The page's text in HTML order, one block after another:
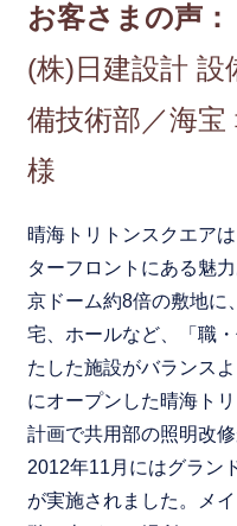
お客さまの声：
(株)日建設計 設
備技術部／海
様
晴海トリトンスクエア
ターフロントにある魅
京ドーム約8倍の敷地に
宅、ホールなど、「職
たした施設がバランス
にオープンした晴海ト
計画で共用部の照明改
2012年11月にはグラン
が実施されました。メ